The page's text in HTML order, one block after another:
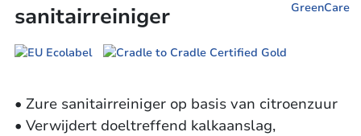
sanitairreiniger
• Zure sanitairreiniger op basis van citroenzuur
• Verwijdert doeltreffend kalkaanslag,